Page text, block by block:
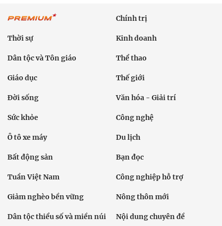
Chính trị
Thời sự Kinh doanh
Dân tộc và Tôn giáo Thể thao
Giáo dục Thế giới
Đời sống Văn hóa - Giải trí
Sức khỏe Công nghệ
Ô tô xe máy Du lịch
Bất động sản Bạn đọc
Tuần Việt Nam Công nghiệp hỗ trợ
Giảm nghèo bền vững Nông thôn mới
Dân tộc thiểu số và miền núi Nội dung chuyên đề